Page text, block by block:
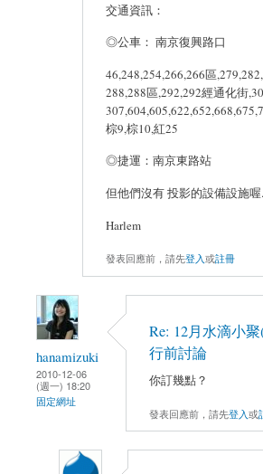
交通資訊：
◎公車： 南京復興路口
46,248,254,266,266區
288,288區,292,292經通化街
棕9,棕10,紅25
◎捷運：南京東路站
但他們沒有 投影的設備設施喔
Harlem
發表回應前，請先登入或註冊
hanamizuki
2010-12-06
(週一) 18:20
固定網址
Re: 12月水滴小
行前討論
你訂幾點？
發表回應前，請先登入或